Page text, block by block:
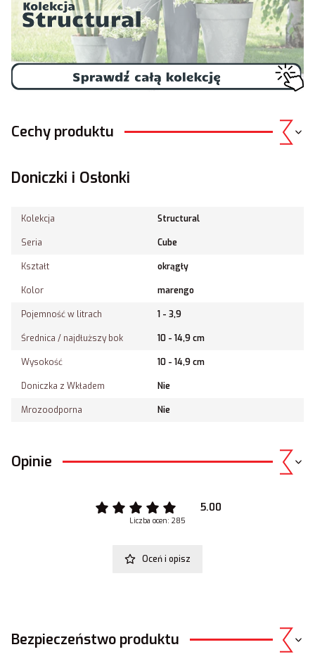
Cechy produktu
Doniczki i Osłonki
Kolekcja Structural
Seria Cube
Kształt okrągły
Kolor marengo
Pojemność w litrach 1 - 3,9
Średnica / najdłuższy bok 10 - 14,9 cm
Wysokość 10 - 14,9 cm
Doniczka z Wkładem Nie
Mrozoodporna Nie
Opinie
5.00
Liczba ocen: 285
Oceń i opisz
Bezpieczeństwo produktu